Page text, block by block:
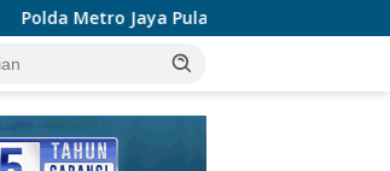
Tiga WNI Korban TPPO dari Libya